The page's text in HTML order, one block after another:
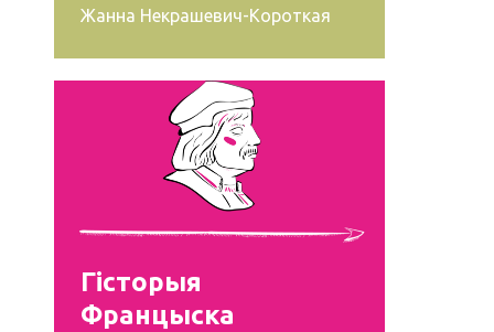
Жанна Некрашевич-Короткая
Гісторыя
Францыска